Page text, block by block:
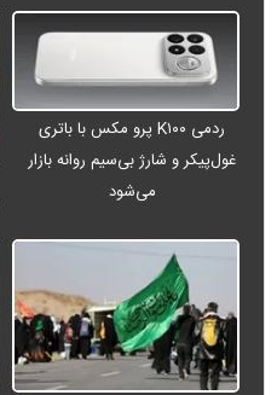
ردمی K۱۰۰ پرو مکس با باتری
غول‌پیکر و شارژ بی‌سیم روانه بازار
می‌شود